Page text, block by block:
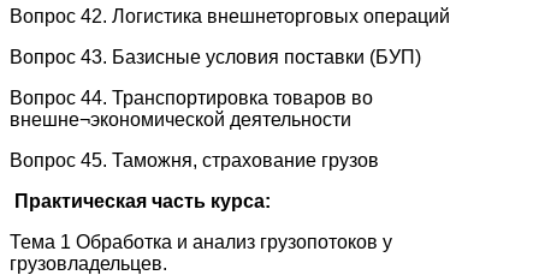
Вопрос 42. Логистика внешнеторговых операций
Вопрос 43. Базисные условия поставки (БУП)
Вопрос 44. Транспортировка товаров во
внешне¬экономической деятельности
Вопрос 45. Таможня, страхование грузов
Практическая часть курса:
Тема 1 Обработка и анализ грузопотоков у
грузовладельцев.